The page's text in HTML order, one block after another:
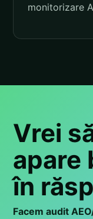
monitorizare
Vrei
apare
în
Facem audit